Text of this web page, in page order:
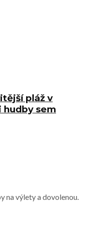
pláž v
hudby sem
na výlety a dovolenou.